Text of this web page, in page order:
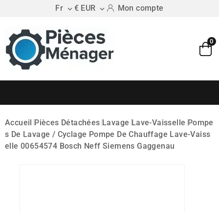
Fr  € EUR  Mon compte
0
Accueil Pièces Détachées Lavage Lave-Vaisselle Pompe
S De Lavage / Cyclage Pompe De Chauffage Lave-Vaiss
Elle 00654574 Bosch Neff Siemens Gaggenau